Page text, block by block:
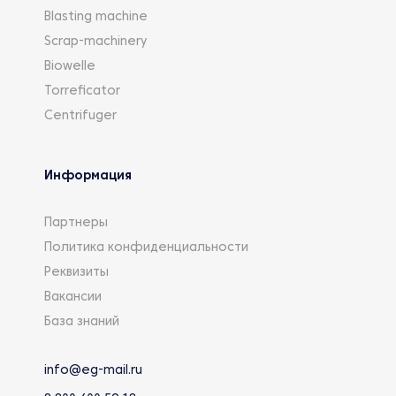
Blasting machine
Scrap-machinery
Biowelle
Torreficator
Centrifuger
Информация
Партнеры
Политика конфиденциальности
Реквизиты
Вакансии
База знаний
info@eg-mail.ru